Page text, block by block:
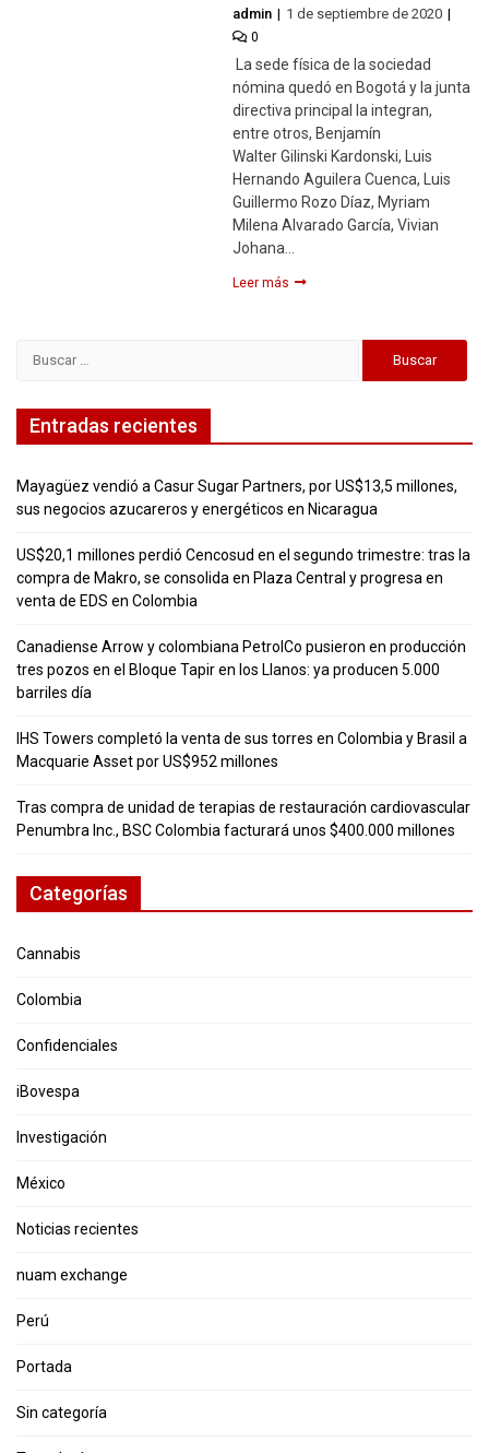
admin 1 de septiembre de 2020
0
La sede física de la sociedad
nómina quedó en Bogotá y la junta
directiva principal la integran,
entre otros, Benjamín
Walter Gilinski Kardonski, Luis
Hernando Aguilera Cuenca, Luis
Guillermo Rozo Díaz, Myriam
Milena Alvarado García, Vivian
Johana…
Leer más
Entradas recientes
Mayagüez vendió a Casur Sugar Partners, por US$13,5 millones,
sus negocios azucareros y energéticos en Nicaragua
US$20,1 millones perdió Cencosud en el segundo trimestre: tras la
compra de Makro, se consolida en Plaza Central y progresa en
venta de EDS en Colombia
Canadiense Arrow y colombiana PetrolCo pusieron en producción
tres pozos en el Bloque Tapir en los Llanos: ya producen 5.000
barriles día
IHS Towers completó la venta de sus torres en Colombia y Brasil a
Macquarie Asset por US$952 millones
Tras compra de unidad de terapias de restauración cardiovascular
Penumbra Inc., BSC Colombia facturará unos $400.000 millones
Categorías
Cannabis
Colombia
Confidenciales
iBovespa
Investigación
México
Noticias recientes
nuam exchange
Perú
Portada
Sin categoría